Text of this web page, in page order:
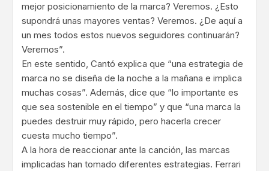
mejor posicionamiento de la marca? Veremos. ¿Esto
supondrá unas mayores ventas? Veremos. ¿De aquí a
un mes todos estos nuevos seguidores continuarán?
Veremos”.
En este sentido, Cantó explica que “una estrategia de
marca no se diseña de la noche a la mañana e implica
muchas cosas”. Además, dice que “lo importante es
que sea sostenible en el tiempo” y que “una marca la
puedes destruir muy rápido, pero hacerla crecer
cuesta mucho tiempo”.
A la hora de reaccionar ante la canción, las marcas
implicadas han tomado diferentes estrategias. Ferrari